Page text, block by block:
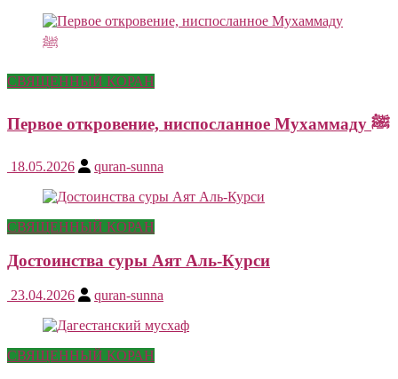
СВЯЩЕННЫЙ КОРАН
Первое откровение, ниспосланное Мухаммаду ﷺ
18.05.2026 quran-sunna
СВЯЩЕННЫЙ КОРАН
Достоинства суры Аят Аль-Курси
23.04.2026 quran-sunna
СВЯЩЕННЫЙ КОРАН